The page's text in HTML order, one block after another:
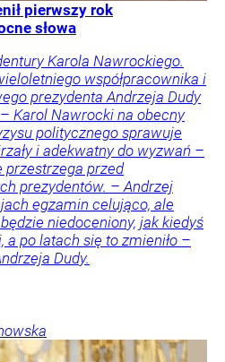
pierwszy rok
słowa
Karola Nawrockiego.
współpracownika i
prezydenta Andrzeja Dudy
Karol Nawrocki na obecny
politycznego sprawuje
i adekwatny do wyzwań –
przestrzega przed
prezydentów. – Andrzej
egzamin celująco, ale
niedoceniony, jak kiedyś
a po latach się to zmieniło –
Dudy.